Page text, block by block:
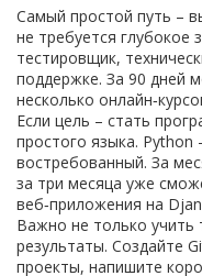
Самый простой путь –
не требуется глубокое
тестировщик,
поддержке. За 90 дней
несколько
Если цель – стать
простого языка.
востребованный. За
за три месяца уже
веб‑приложения на
Важно не только учить
результаты. Создайте
проекты, напишите